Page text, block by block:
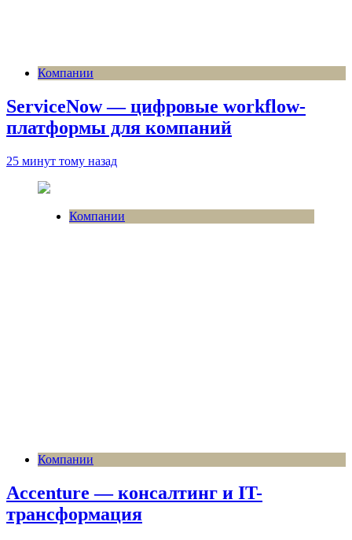
Компании
ServiceNow — цифровые workflow-
платформы для компаний
25 минут тому назад
Компании
Компании
Accenture — консалтинг и IT-
трансформация